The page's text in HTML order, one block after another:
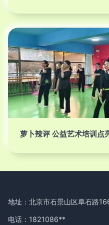
萝卜辣评 公益艺术培训点
地址：北京市石景山区阜石路
电话：1821086**